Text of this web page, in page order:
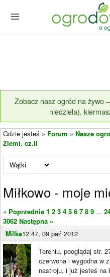
Zobacz nasz ogród na żywo
niedziela),
Gdzie jesteś » Forum » Nasze
Ziemi. cz.II
Miłkowo - moje
« Poprzednia 1 2 3 4 5 6 7 8 9 ...
3062 Następna »
Milka12:47, 09 paź 2012
Tereniu, pooglądaj str.
czerwona i wygodna w
nastroju, i już jesteś na